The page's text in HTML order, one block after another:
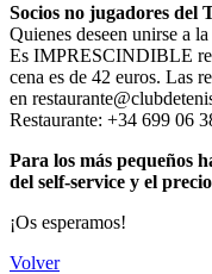
Socios no jugadores del
Quienes deseen unirse a
Es IMPRESCINDIBLE
cena es de 42 euros. Las
en
Restaurante: +34 699 06
Para los más pequeños
del self-service y el
¡Os esperamos!
Volver